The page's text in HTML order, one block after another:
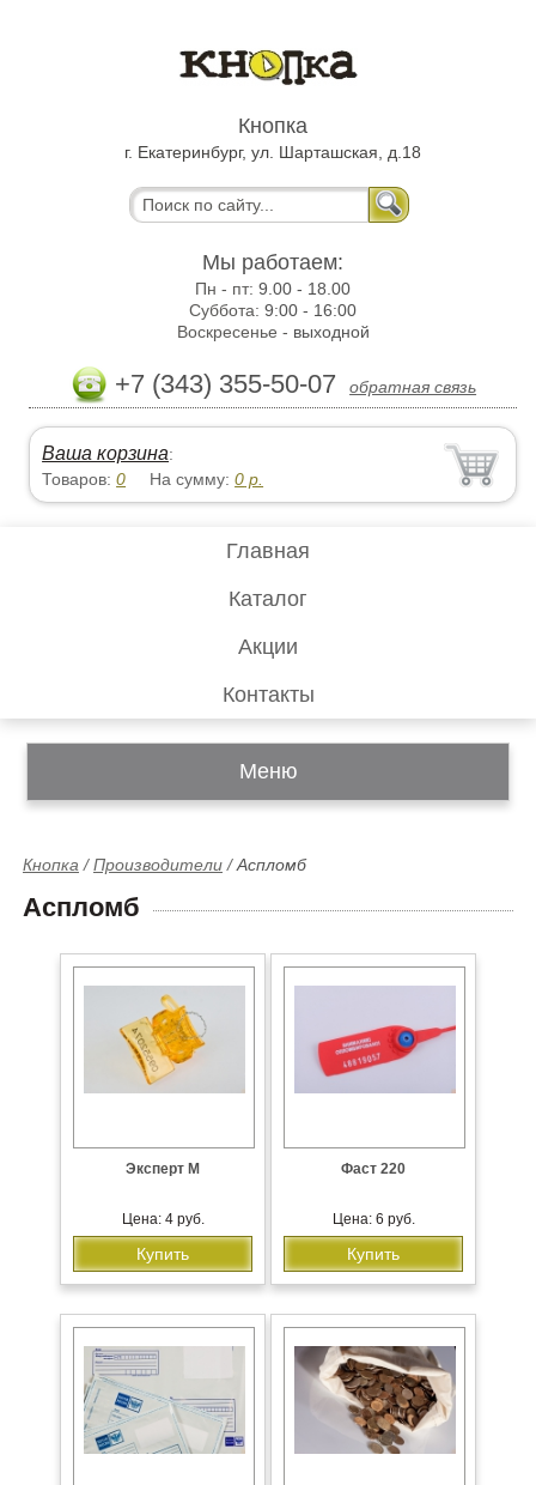
Кнопка
г. Екатеринбург, ул. Шарташская, д.18
Мы работаем:
Пн - пт:9.00 - 18.00
Суббота:9:00 - 16:00
Воскресенье - выходной
+7 (343) 355-50-07 обратная связь
Ваша корзина:
Товаров:0 На сумму:0 р.
Главная
Каталог
Акции
Контакты
Меню
Кнопка /Производители /Аспломб
Аспломб
Эксперт М
Цена: 4 руб.
Купить
Фаст 220
Цена: 6 руб.
Купить